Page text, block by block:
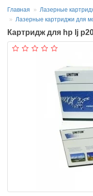
Главная Лазерные
Лазерные картриджи для
Картридж для hp lj